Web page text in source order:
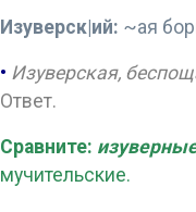
Изуверск|ий: ~ая
• Изуверская,
Ответ.
Сравните:
мучительские.